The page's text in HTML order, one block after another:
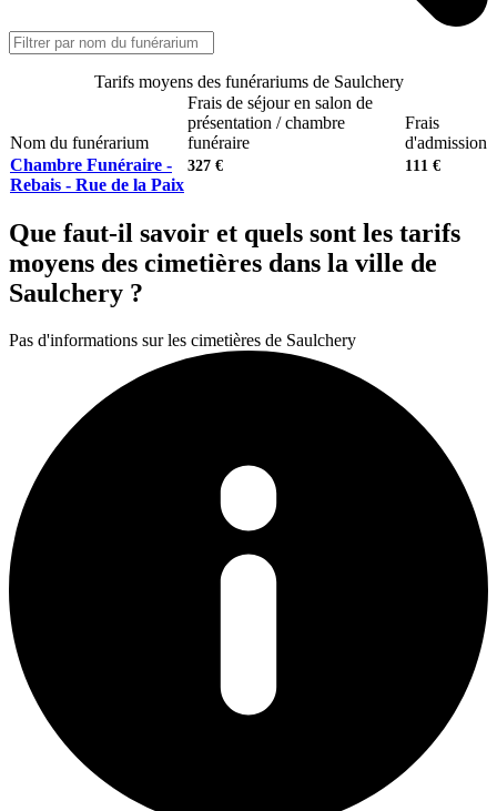
Tarifs moyens des funérariums de Saulchery
Nom du funérarium
Frais de séjour en salon de
présentation / chambre
funéraire
Frais
d'admission
Chambre Funéraire -
Rebais - Rue de la Paix
327 € 111 €
Que faut-il savoir et quels sont les tarifs
moyens des cimetières dans la ville de
Saulchery ?
Pas d'informations sur les cimetières de Saulchery